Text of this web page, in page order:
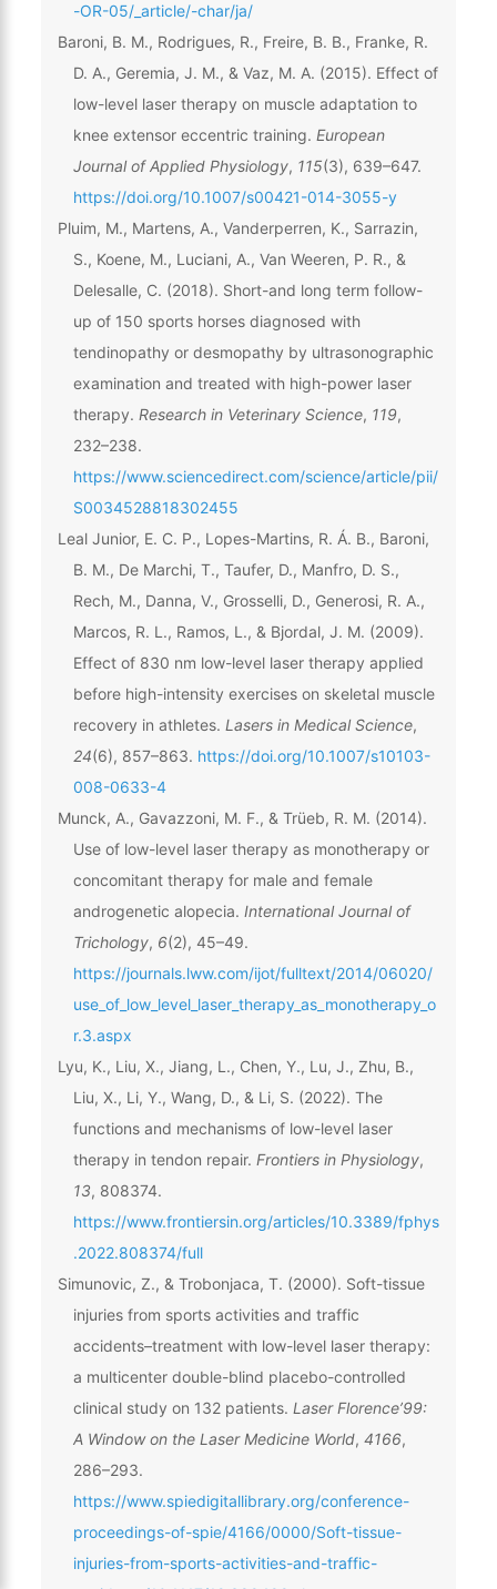
-OR-05/_article/-char/ja/
Baroni, B. M., Rodrigues, R., Freire, B. B., Franke, R.
D. A., Geremia, J. M., & Vaz, M. A. (2015). Effect of
low-level laser therapy on muscle adaptation to
knee extensor eccentric training. European
Journal of Applied Physiology, 115(3), 639–647.
https://doi.org/10.1007/s00421-014-3055-y
Pluim, M., Martens, A., Vanderperren, K., Sarrazin,
S., Koene, M., Luciani, A., Van Weeren, P. R., &
Delesalle, C. (2018). Short-and long term follow-
up of 150 sports horses diagnosed with
tendinopathy or desmopathy by ultrasonographic
examination and treated with high-power laser
therapy. Research in Veterinary Science, 119,
232–238.
https://www.sciencedirect.com/science/article/pii/
S0034528818302455
Leal Junior, E. C. P., Lopes-Martins, R. Á. B., Baroni,
B. M., De Marchi, T., Taufer, D., Manfro, D. S.,
Rech, M., Danna, V., Grosselli, D., Generosi, R. A.,
Marcos, R. L., Ramos, L., & Bjordal, J. M. (2009).
Effect of 830 nm low-level laser therapy applied
before high-intensity exercises on skeletal muscle
recovery in athletes. Lasers in Medical Science,
24(6), 857–863. https://doi.org/10.1007/s10103-
008-0633-4
Munck, A., Gavazzoni, M. F., & Trüeb, R. M. (2014).
Use of low-level laser therapy as monotherapy or
concomitant therapy for male and female
androgenetic alopecia. International Journal of
Trichology, 6(2), 45–49.
https://journals.lww.com/ijot/fulltext/2014/06020/
use_of_low_level_laser_therapy_as_monotherapy_o
r.3.aspx
Lyu, K., Liu, X., Jiang, L., Chen, Y., Lu, J., Zhu, B.,
Liu, X., Li, Y., Wang, D., & Li, S. (2022). The
functions and mechanisms of low-level laser
therapy in tendon repair. Frontiers in Physiology,
13, 808374.
https://www.frontiersin.org/articles/10.3389/fphys
.2022.808374/full
Simunovic, Z., & Trobonjaca, T. (2000). Soft-tissue
injuries from sports activities and traffic
accidents–treatment with low-level laser therapy:
a multicenter double-blind placebo-controlled
clinical study on 132 patients. Laser Florence’99:
A Window on the Laser Medicine World, 4166,
286–293.
https://www.spiedigitallibrary.org/conference-
proceedings-of-spie/4166/0000/Soft-tissue-
injuries-from-sports-activities-and-traffic-